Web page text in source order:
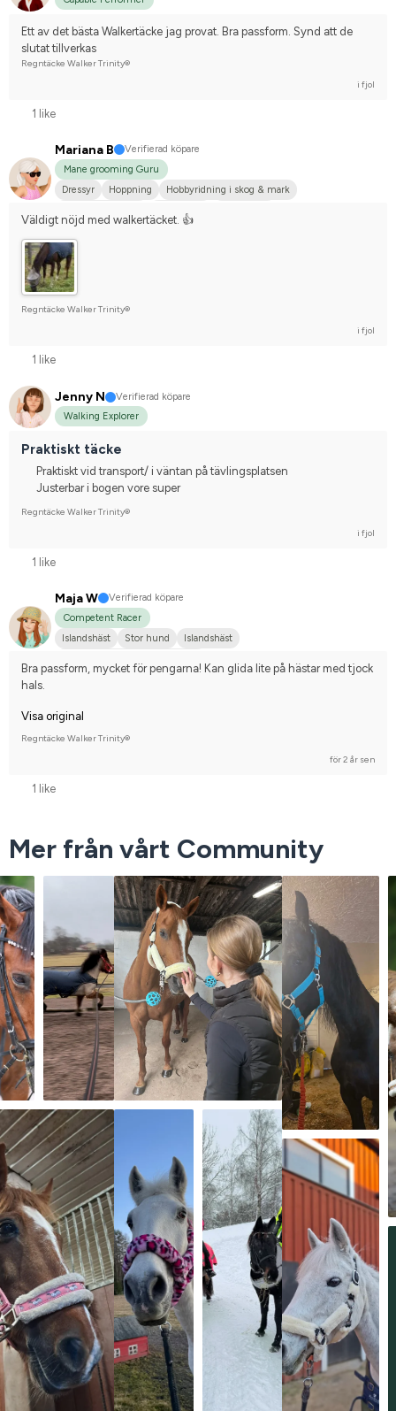
Ett av det bästa Walkertäcke jag provat. Bra passform. Synd att de
slutat tillverkas
Regntäcke Walker Trinity®
i fjol
1 like
Mariana B
Verifierad köpare
Mane grooming Guru
Dressyr
Hoppning
Hobbyridning i skog & mark
Tävlingsrider på hobbynivå
Väldigt nöjd med walkertäcket. 👍
Regntäcke Walker Trinity®
i fjol
1 like
Jenny N
Verifierad köpare
Walking Explorer
Praktiskt täcke
Praktiskt vid transport/ i väntan på tävlingsplatsen
Justerbar i bogen vore super
Regntäcke Walker Trinity®
i fjol
1 like
Maja W
Verifierad köpare
Competent Racer
Islandshäst
Stor hund
Islandshäst
Bra passform, mycket för pengarna! Kan glida lite på hästar med tjock
hals.
Visa original
Regntäcke Walker Trinity®
för 2 år sen
1 like
Mer från vårt Community